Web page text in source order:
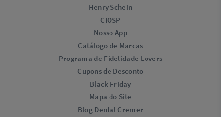
Henry Schein
CIOSP
Nosso App
Catálogo de Marcas
Programa de Fidelidade Lovers​
Cupons de Desconto
Black Friday
Mapa do Site
Blog Dental Cremer